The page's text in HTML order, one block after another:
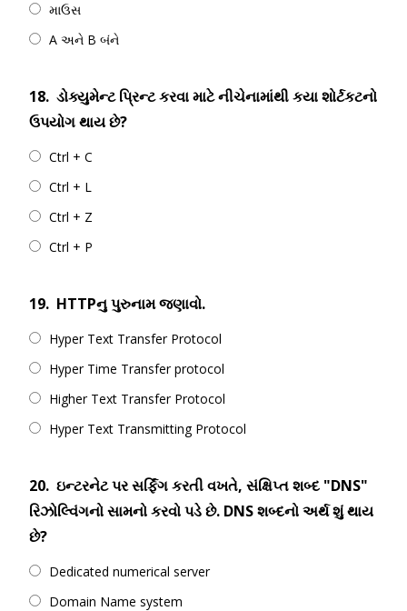
માઉસ
A અને B બંને
18. ડોક્યુમેન્ટ પ્રિન્ટ કરવા માટે નીચેનામાંથી કયા શોર્ટકટનો
ઉપયોગ થાય છે?
Ctrl + C
Ctrl + L
Ctrl + Z
Ctrl + P
19. HTTPનુ પુરુનામ જણાવો.
Hyper Text Transfer Protocol
Hyper Time Transfer protocol
Higher Text Transfer Protocol
Hyper Text Transmitting Protocol
20. ઇન્ટરનેટ પર સર્ફિંગ કરતી વખતે, સંક્ષિપ્ત શબ્દ "DNS"
રિઝોલ્વિંગનો સામનો કરવો પડે છે. DNS શબ્દનો અર્થ શું થાય
છે?
Dedicated numerical server
Domain Name system